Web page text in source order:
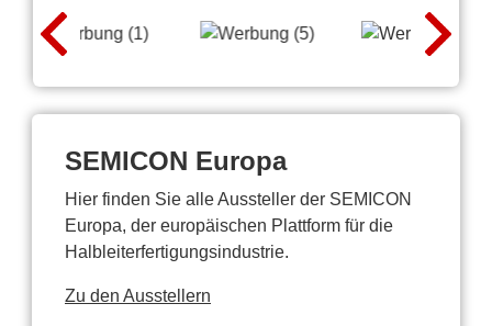
SEMICON Europa
Hier finden Sie alle Aussteller der SEMICON
Europa, der europäischen Plattform für die
Halbleiterfertigungsindustrie.
Zu den Ausstellern